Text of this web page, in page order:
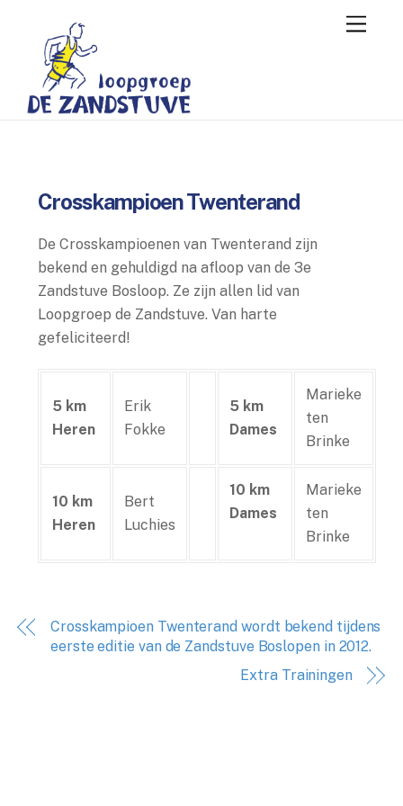
content
Menu
Crosskampioen Twenterand
De Crosskampioenen van Twenterand zijn
bekend en gehuldigd na afloop van de 3e
Zandstuve Bosloop. Ze zijn allen lid van
Loopgroep de Zandstuve. Van harte
gefeliciteerd!
5 km
Heren
Erik
Fokke
5 km
Dames
Marieke
ten
Brinke
10 km
Heren
Bert
Luchies
10 km
Dames
Marieke
ten
Brinke
Crosskampioen Twenterand wordt bekend tijdens
eerste editie van de Zandstuve Boslopen in 2012.
Extra Trainingen